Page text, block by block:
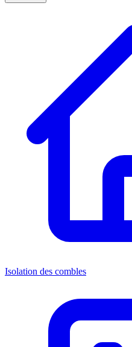
Isolation des combles